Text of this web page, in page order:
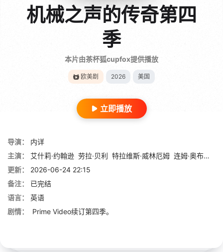
机械之声的传奇第四
季
本片由茶杯狐cupfox提供播放
欧美剧 2026 美国
立即播放
导演：
内详
主演：
艾什莉·约翰逊 劳拉·贝利 特拉维斯·威林厄姆 连姆·奥布赖恩
更新：
2026-06-24 22:15
备注：
已完结
语言：
英语
剧情：
Prime Video续订第四季。